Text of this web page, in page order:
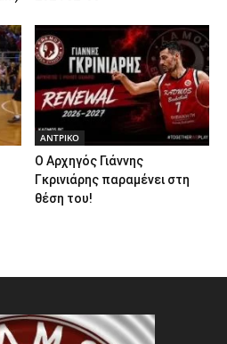
ΑΝTΡΙΚΟ
Ο Αρχηγός Γιάννης
Γκρινιάρης παραμένει στη
θέση του!